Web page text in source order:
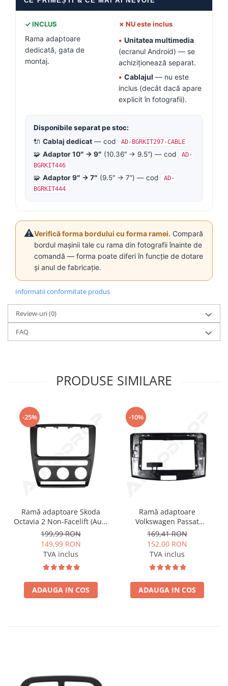
✓ INCLUS
Rama adaptoare
dedicată, gata de
montaj.
✗ NU este inclus
• Unitatea multimedia
(ecranul Android) — se
achiziționează separat.
• Cablajul — nu este
inclus (decât dacă apare
explicit în fotografii).
Disponibile separat pe stoc:
🔌 Cablaj dedicat — cod AD-BGRKIT297-CABLE
🧩 Adaptor 10″ → 9″ (10.36″ → 9.5″) — cod
AD-
BGRKIT446
🧩 Adaptor 9″ → 7″ (9.5″ → 7″) — cod
AD-
BGRKIT444
⚠️Verifică forma bordului cu forma ramei. Compară
bordul mașinii tale cu rama din fotografii înainte de
comandă — forma poate diferi în funcție de dotare
și anul de fabricație.
Informatii conformitate produs
Review-uri(0)
FAQ
PRODUSE SIMILARE
-25%
Ramă adaptoare Skoda
Octavia 2 Non-Facelift (Auto
A/C) 2004-2009 - fațetă
213×133 (RNS 510 / RCD
330), montaj dedicat
199,99 RON
149,99 RON
TVA inclus
ADAUGA IN COS
-10%
Ramă adaptoare
Volkswagen Passat
B6/B7/CC 2011-2015 -
navigație Android 10.1″,
montaj dedicat
169,41 RON
152,00 RON
TVA inclus
ADAUGA IN COS